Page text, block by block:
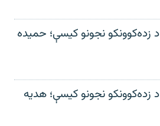
د زده‌کوونکو نجونو کیسې؛ حمیده
د زده‌کوونکو نجونو کیسې؛ هدیه